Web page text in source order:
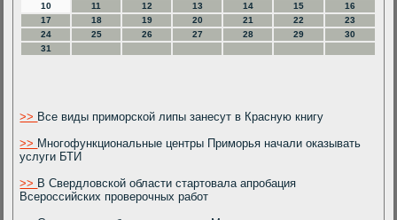
10
11 12 13 14 15
16
17
18 19 20 21 22
23
24
25 26 27 28 29
30
31
>> Все виды приморской липы занесут в Красную книгу
>> Многофункциональные центры Приморья начали оказывать
услуги БТИ
>> В Свердловской области стартовала апробация
Всероссийских проверочных работ